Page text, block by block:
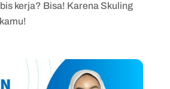
kerja? Bisa! Karena Skuling